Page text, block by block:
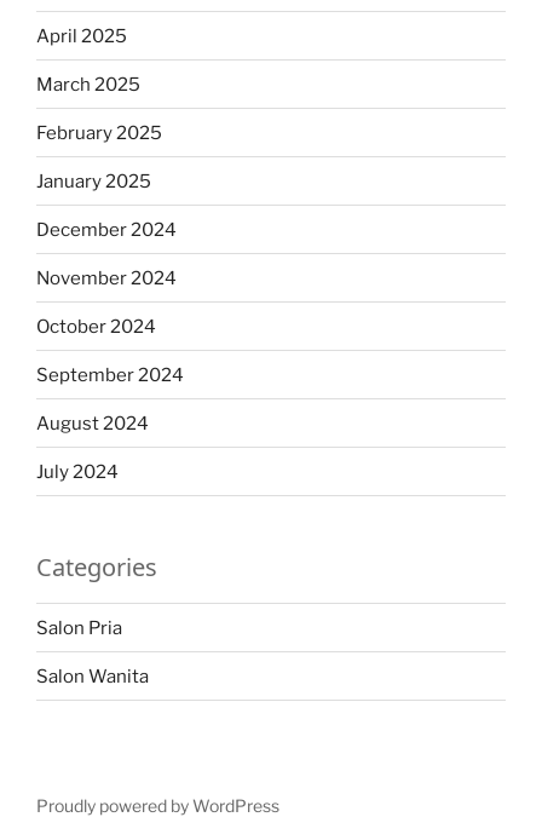
April 2025
March 2025
February 2025
January 2025
December 2024
November 2024
October 2024
September 2024
August 2024
July 2024
Categories
Salon Pria
Salon Wanita
Proudly powered by WordPress